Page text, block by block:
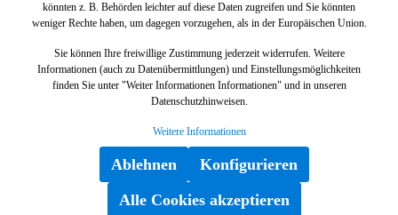
könnten z. B. Behörden leichter auf diese Daten zugreifen und Sie könnten
weniger Rechte haben, um dagegen vorzugehen, als in der Europäischen Union.
Sie können Ihre freiwillige Zustimmung jederzeit widerrufen. Weitere
Informationen (auch zu Datenübermittlungen) und Einstellungsmöglichkeiten
finden Sie unter "Weiter Informationen Informationen" und in unseren
Datenschutzhinweisen.
Weitere Informationen
Ablehnen
Konfigurieren
Alle Cookies akzeptieren